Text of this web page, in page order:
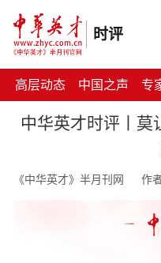
时评
高层动态 中国之声 专
中华英才时评丨莫
《中华英才》半月刊网 作